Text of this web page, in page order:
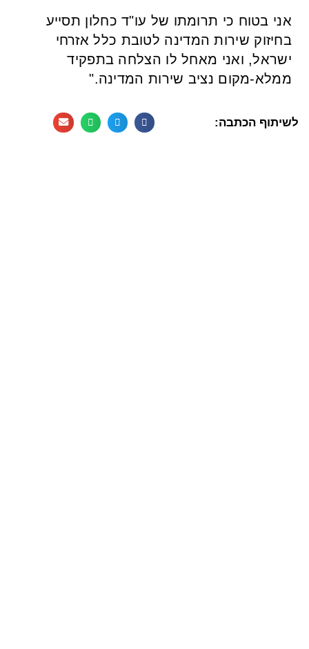
אני בטוח כי תרומתו של עו"ד כחלון תסייע
בחיזוק שירות המדינה לטובת כלל אזרחי
ישראל, ואני מאחל לו הצלחה בתפקיד
ממלא-מקום נציב שירות המדינה."
לשיתוף הכתבה: